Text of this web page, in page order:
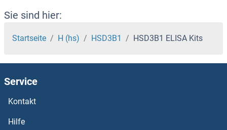
HSCB ELISA Kits
Hsc70 ELISA Kits
HSBP1 ELISA Kits
HS6ST3 ELISA Kits
Sie sind hier:
Startseite H (hs) HSD3B1 HSD3B1 ELISA Kits
Service
Kontakt
Hilfe